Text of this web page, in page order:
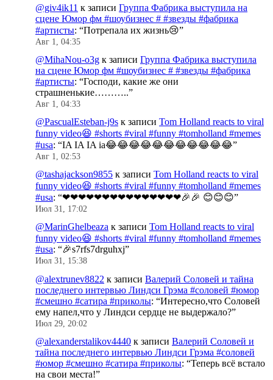
@giv4ik11 к записи Группа Фабрика выступила на
сцене Юмор фм #шоубизнес # #звезды #фабрика
#артисты: “Потрепала их жизнь😢”
Авг 1, 04:35
@MihaNou-o3g к записи Группа Фабрика выступила
на сцене Юмор фм #шоубизнес # #звезды #фабрика
#артисты: “Господи, какие же они
страшненькие………..”
Авг 1, 04:33
@PascualEsteban-j9s к записи Tom Holland reacts to viral
funny video😆 #shorts #viral #funny #tomholland #memes
#usa: “IA IA IA ia😂😂😂😂😂😂😂😂😂😂😂”
Авг 1, 02:53
@tashajackson9855 к записи Tom Holland reacts to viral
funny video😆 #shorts #viral #funny #tomholland #memes
#usa: “❤❤❤❤❤❤❤❤❤❤❤❤❤❤❤🎉🎉 😊😊😊”
Июл 31, 17:02
@MarinGhelbeaza к записи Tom Holland reacts to viral
funny video😆 #shorts #viral #funny #tomholland #memes
#usa: “🎉s7rfs7drguhxj”
Июл 31, 15:38
@alextrunev8822 к записи Валерий Соловей и тайна
последнего интервью Линдси Грэма #соловей #юмор
#смешно #сатира #приколы: “Интересно,что Соловей
ему напел,что у Линдси сердце не выдержало?”
Июл 29, 20:02
@alexanderstalikov4440 к записи Валерий Соловей и
тайна последнего интервью Линдси Грэма #соловей
#юмор #смешно #сатира #приколы: “Теперь всё встало
на свои места!”